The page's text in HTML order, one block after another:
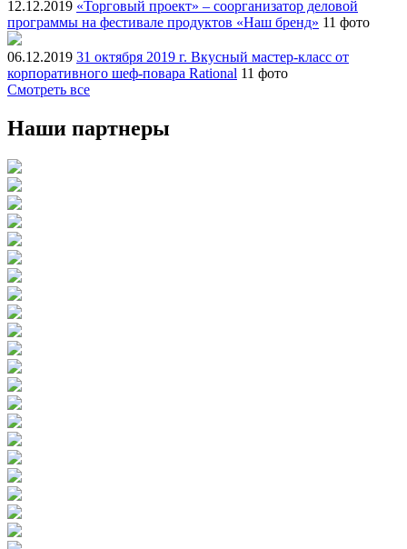
12.12.2019 «Торговый проект» – соорганизатор деловой
программы на фестивале продуктов «Наш бренд» 11 фото
06.12.2019 31 октября 2019 г. Вкусный мастер-класс от
корпоративного шеф-повара Rational 11 фото
Смотреть все
Наши партнеры